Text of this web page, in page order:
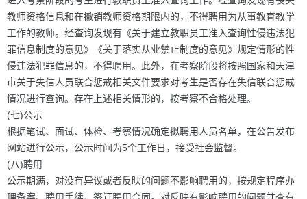
教师资格信息和在撤销教师资格期限内的，不得聘用为从事教育教学
工作的教师。经查询发现有《关于建立教职员工准入查询性侵违法犯
罪信息制度的意见》《关于落实从业禁止制度的意见》规定情形的性
侵违法犯罪信息的，不得聘用。此外，在考察阶段将按照国家和天津
市关于失信人员联合惩戒相关文件要求对考生是否存在失信联合惩戒
情况进行查询。存在上述相关情形的，按考察不合格处理。
(七)公示
根据笔试、面试、体检、考察情况确定拟聘用人员名单，在公告发布
网站进行公示，公示时间为5个工作日，接受社会监督。
(八)聘用
公示期满，对没有异议或者反映的问题不影响聘用的，按规定程序办